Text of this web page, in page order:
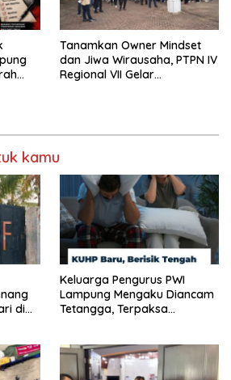
Tanamkan Owner Mindset
dan Jiwa Wirausaha, PTPN IV
Regional VII Gelar
Kinerja
kamu
di
Keluarga Pengurus PWI
Lampung Mengaku Diancam
Tetangga, Terpaksa